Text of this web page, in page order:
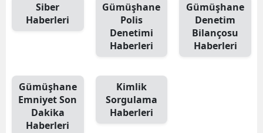
Siber
Haberleri
Gümüşhane
Polis
Denetimi
Haberleri
Gümüşhane
Denetim
Bilançosu
Haberleri
Gümüşhane
Emniyet Son
Dakika
Haberleri
Kimlik
Sorgulama
Haberleri